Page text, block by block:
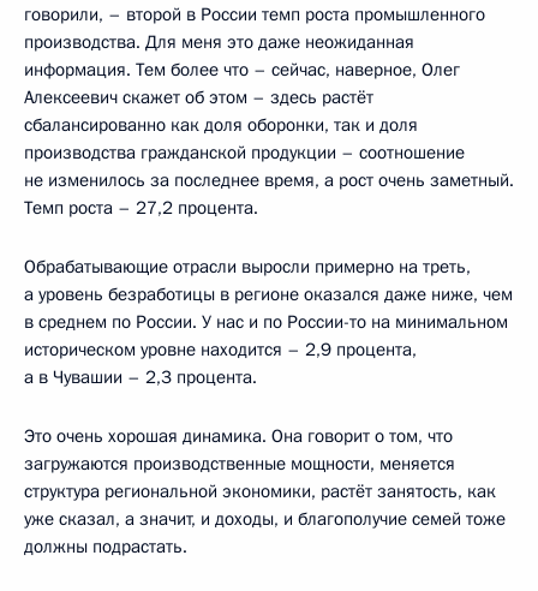
говорили, – второй в России темп роста промышленного
производства. Для меня это даже неожиданная
информация. Тем более что – сейчас, наверное, Олег
Алексеевич скажет об этом – здесь растёт
сбалансированно как доля оборонки, так и доля
производства гражданской продукции – соотношение
не изменилось за последнее время, а рост очень заметный.
Темп роста – 27,2 процента.
Обрабатывающие отрасли выросли примерно на треть,
а уровень безработицы в регионе оказался даже ниже, чем
в среднем по России. У нас и по России-то на минимальном
историческом уровне находится – 2,9 процента,
а в Чувашии – 2,3 процента.
Это очень хорошая динамика. Она говорит о том, что
загружаются производственные мощности, меняется
структура региональной экономики, растёт занятость, как
уже сказал, а значит, и доходы, и благополучие семей тоже
должны подрастать.